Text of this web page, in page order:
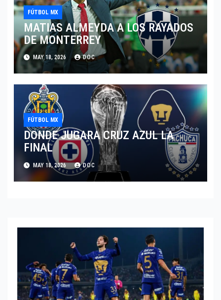
FÚTBOL MX
MATIAS ALMEYDA A LOS RAYADOS
DE MONTERREY
MAY 18, 2026 DOC
FÚTBOL MX
DONDE JUGARA CRUZ AZUL LA
FINAL
MAY 18, 2026 DOC